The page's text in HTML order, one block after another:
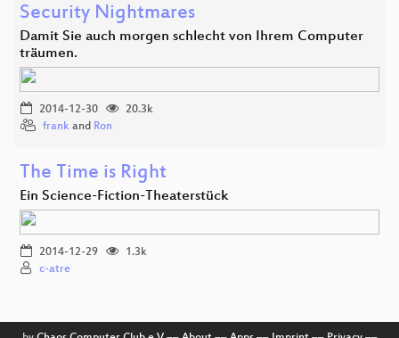
Security Nightmares
Damit Sie auch morgen schlecht von Ihrem Computer
träumen.
2014-12-30
20.3k
frank and Ron
The Time is Right
Ein Science-Fiction-Theaterstück
2014-12-29
1.3k
c-atre